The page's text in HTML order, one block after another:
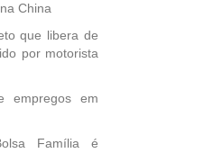
China
que libera de
por motorista
empregos em
Família é